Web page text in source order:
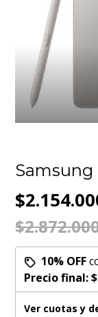
Samsung
10% OFF
Precio final:
Ver cuotas y